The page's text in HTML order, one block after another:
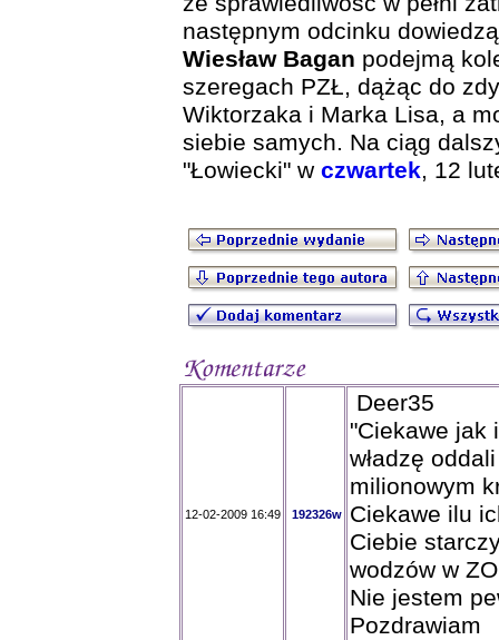
następnym odcinku
Wiesław Bagan podejmą
szeregach PZŁ, dążąc do
Wiktorzaka i Marka Lisa, a
siebie samych. Na ciąg
"Łowiecki" w czwartek, 12
12-02-2009 16:49 192326w
Deer35
"Ciekawe jak
władzę
milionowym
Ciekawe ilu
Ciebie
wodzów w
Nie jestem
Pozdrawiam